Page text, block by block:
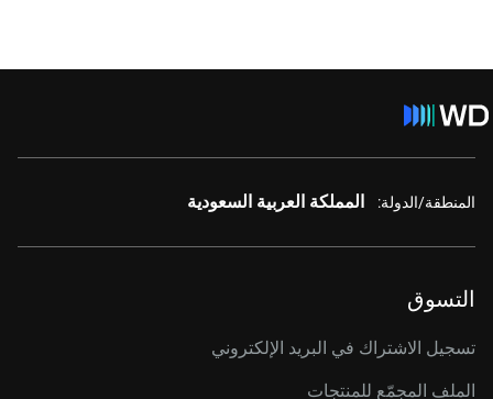
المنطقة/الدولة: المملكة العربية السعودية
التسوق
تسجيل الاشتراك في البريد الإلكتروني
الملف المجمّع للمنتجات